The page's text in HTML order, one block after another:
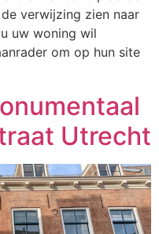
verwijzing zien naar
uw woning wil
om op hun site
Utrecht